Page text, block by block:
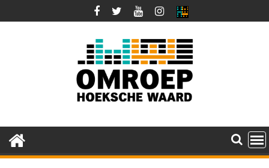
naar